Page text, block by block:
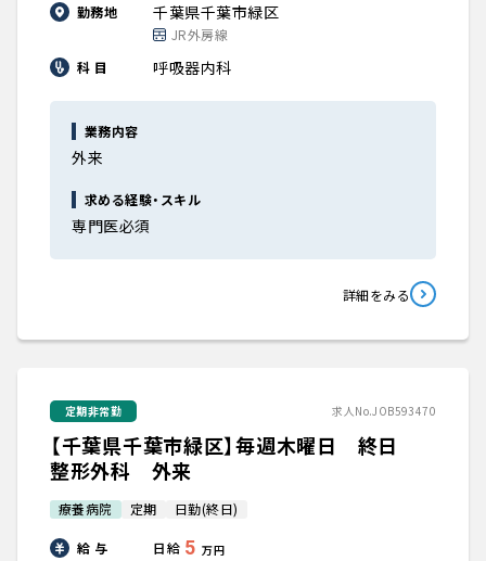
勤務地 千葉県千葉市緑区
JR外房線
科 目
呼吸器内科
業務内容
外来
求める経験・スキル
専門医必須
詳細をみる
定期非常勤 求人No.JOB593470
【千葉県千葉市緑区】毎週木曜日 終日
整形外科 外来
療養病院 定期 日勤(終日)
給 与 日給 5 万円